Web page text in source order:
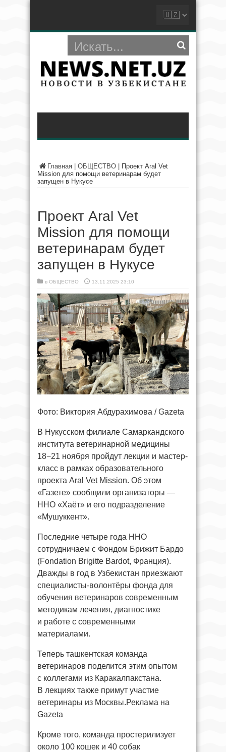
Главная ОБЩЕСТВО
Проект Aral Vet
Mission для помощи ветеринарам будет
запущен в Нукусе
Проект Aral Vet
Mission для помощи
ветеринарам будет
запущен в Нукусе
в ОБЩЕСТВО 13.11.2025 23:10
Фото: Виктория Абдурахимова / Gazeta
В Нукусском филиале Самаркандского
института ветеринарной медицины
18−21 ноября пройдут лекции и мастер-
класс в рамках образовательного
проекта Aral Vet Mission. Об этом
«Газете» сообщили организаторы —
ННО «Хаёт» и его подразделение
«Мушуккент».
Последние четыре года ННО
сотрудничаем с Фондом Брижит Бардо
(Fondation Brigitte Bardot, Франция).
Дважды в год в Узбекистан приезжают
специалисты-волонтёры фонда для
обучения ветеринаров современным
методикам лечения, диагностике
и работе с современными
материалами.
Теперь ташкентская команда
ветеринаров поделится этим опытом
с коллегами из Каракалпакстана.
В лекциях также примут участие
ветеринары из Москвы.Реклама на
Gazeta
Кроме того, команда простерилизует
около 100 кошек и 40 собак